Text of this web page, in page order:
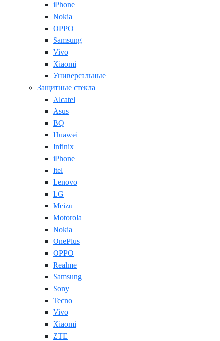
iPhone
Nokia
OPPO
Samsung
Vivo
Xiaomi
Универсальные
Защитные стекла
Alcatel
Asus
BQ
Huawei
Infinix
iPhone
Itel
Lenovo
LG
Meizu
Motorola
Nokia
OnePlus
OPPO
Realme
Samsung
Sony
Tecno
Vivo
Xiaomi
ZTE